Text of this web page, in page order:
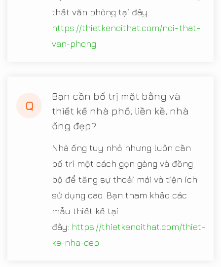
thất văn phòng tại đây:
https://thietkenoithat.com/noi-that-
van-phong
Q
Bạn cần bố trị mặt bằng và
thiết kế nhà phố, liền kề, nhà
ống đẹp?
Nhà ống tuy nhỏ nhưng luôn cần
bố trí một cách gọn gàng và đồng
bộ để tăng sự thoải mái và tiện ích
sử dụng cao. Bạn tham khảo các
mẫu thiết kế tại
đây: https://thietkenoithat.com/thiet-
ke-nha-dep